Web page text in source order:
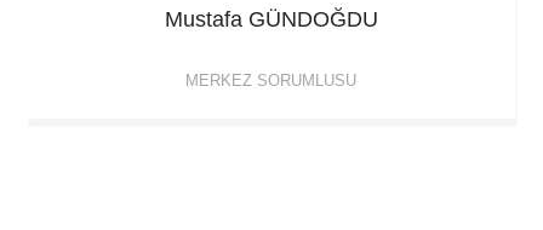
Mustafa GÜNDOĞDU
MERKEZ SORUMLUSU